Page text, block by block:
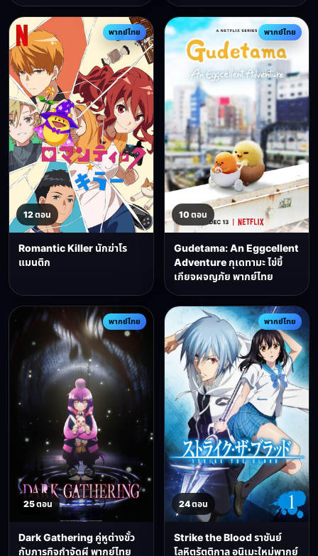
พากย์ไทย
12 ตอน
Romantic Killer นักฆ่าโร
แมนติก
พากย์ไทย
10 ตอน
Gudetama: An Eggcellent
Adventure กุเดทามะ ไข่ขี้
เกียจผจญภัย พากย์ไทย
พากย์ไทย
25 ตอน
Dark Gathering คู่หูต่างขั้ว
กับภารกิจกำจัดผี พากย์ไทย
พากย์ไทย
24 ตอน
Strike the Blood ราชันย์
โลหิตรัตติกาล อนิเมะใหม่พากย์